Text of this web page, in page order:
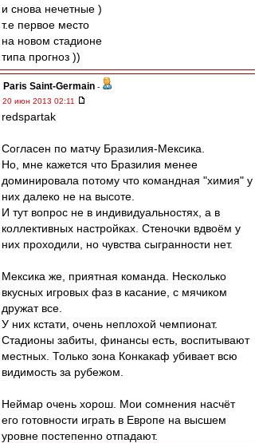
и снова нечетные )
т.е первое место
на новом стадионе
типа прогноз ))
Paris Saint-Germain -
20 июн 2013 02:11
redspartak
Согласен по матчу Бразилия-Мексика.
Но, мне кажется что Бразилия менее
доминировала потому что командная "химия" у
них далеко не на высоте.
И тут вопрос не в индивидуальностях, а в
коллективных настройках. Стеночки вдвоём у
них проходили, но чувства сыгранности нет.
Мексика же, приятная команда. Несколько
вкусных игровых фаз в касание, с мячиком
дружат все.
У них кстати, очень неплохой чемпионат.
Стадионы забиты, финансы есть, воспитывают
местных. Только зона Конкакаф убивает всю
видимость за рубежом.
Неймар очень хорош. Мои сомнения насчёт
его готовности играть в Европе на высшем
уровне постепенно отпадают.